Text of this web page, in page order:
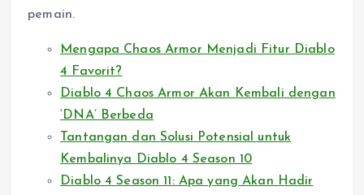
pemain.
Mengapa Chaos Armor Menjadi Fitur Diablo
4 Favorit?
Diablo 4 Chaos Armor Akan Kembali dengan
‘DNA’ Berbeda
Tantangan dan Solusi Potensial untuk
Kembalinya Diablo 4 Season 10
Diablo 4 Season 11: Apa yang Akan Hadir